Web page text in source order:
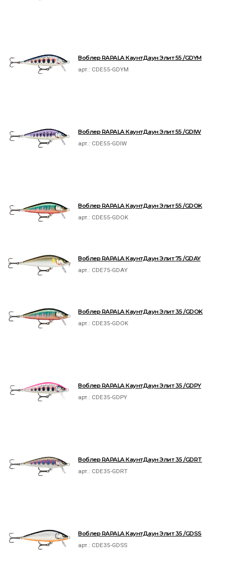
Воблер RAPALA КаунтДаун Элит 55 /GDYM
арт.: CDE55-GDYM
Воблер RAPALA КаунтДаун Элит 55 /GDIW
арт.: CDE55-GDIW
Воблер RAPALA КаунтДаун Элит 55 /GDOK
арт.: CDE55-GDOK
Воблер RAPALA КаунтДаун Элит 75 /GDAY
арт.: CDE75-GDAY
Воблер RAPALA КаунтДаун Элит 35 /GDOK
арт.: CDE35-GDOK
Воблер RAPALA КаунтДаун Элит 35 /GDPY
арт.: CDE35-GDPY
Воблер RAPALA КаунтДаун Элит 35 /GDRT
арт.: CDE35-GDRT
Воблер RAPALA КаунтДаун Элит 35 /GDSS
арт.: CDE35-GDSS